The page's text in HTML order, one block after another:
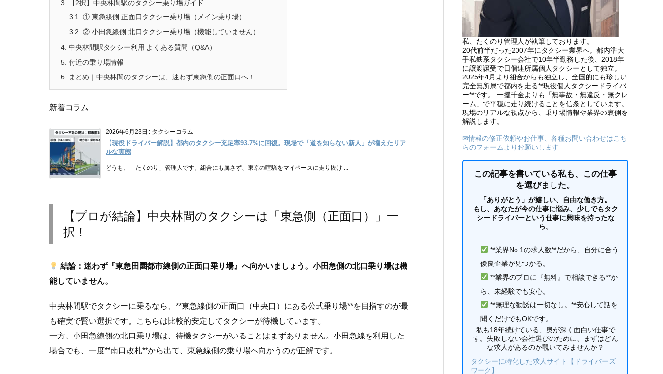
3. 【2択】中央林間駅のタクシー乗り場ガイド
3.1. ① 東急線側 正面口タクシー乗り場（メイン乗り場）
3.2. ② 小田急線側 北口タクシー乗り場（機能していません）
4. 中央林間駅タクシー利用 よくある質問（Q&A）
5. 付近の乗り場情報
6. まとめ｜中央林間のタクシーは、迷わず東急側の正面口へ！
新着コラム
2026年6月23日 : タクシーコラム
【現役ドライバー解説】都内のタクシー充足率93.7%に回復。現場で「道を知らない新人」が増えたリア
ルな実態
どうも、「たくのり」管理人です。組合にも属さず、東京の喧騒をマイペースに走り抜け ...
【プロが結論】中央林間のタクシーは「東急側（正面口）」一
択！
結論：迷わず『東急田園都市線側の正面口乗り場』へ向かいましょう。小田急側の北口乗り場は機
能していません。
中央林間駅でタクシーに乗るなら、**東急線側の正面口（中央口）にある公式乗り場**を目指すのが最
も確実で賢い選択です。こちらは比較的安定してタクシーが待機しています。
一方、小田急線側の北口乗り場は、待機タクシーがいることはまずありません。小田急線を利用した
場合でも、一度**南口改札**から出て、東急線側の乗り場へ向かうのが正解です。
私、たくのり管理人が執筆しております。
20代前半だった2007年にタクシー業界へ。都内準大
手私鉄系タクシー会社で10年半勤務した後、2018年
に譲渡譲受で日個連所属個人タクシーとして独立。
2025年4月より組合からも独立し、全国的にも珍しい
完全無所属で都内を走る**現役個人タクシードライバ
ー**です。 一攫千金よりも「無事故・無違反・無クレ
ーム」で平穏に走り続けることを信条としています。
現場のリアルな視点から、乗り場情報や業界の裏側を
解説します。
✉情報の修正依頼やお仕事、各種お問い合わせはこち
らのフォームよりお願いします
この記事を書いている私も、この仕事
を選びました。
「ありがとう」が嬉しい、自由な働き方。
もし、あなたが今の仕事に悩み、少しでもタク
シードライバーという仕事に興味を持ったな
ら。
**業界No.1の求人数**だから、自分に合う
優良企業が見つかる。
**業界のプロに『無料』で相談できる**か
ら、未経験でも安心。
**無理な勧誘は一切なし。**安心して話を
聞くだけでもOKです。
私も18年続けている、奥が深く面白い仕事で
す。失敗しない会社選びのために、まずはどん
な求人があるのか覗いてみませんか？
タクシーに特化した求人サイト【ドライバーズ
ワーク】